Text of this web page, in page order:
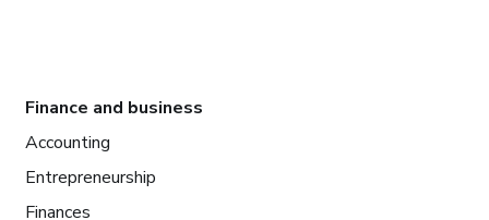
Finance and business
Accounting
Entrepreneurship
Finances